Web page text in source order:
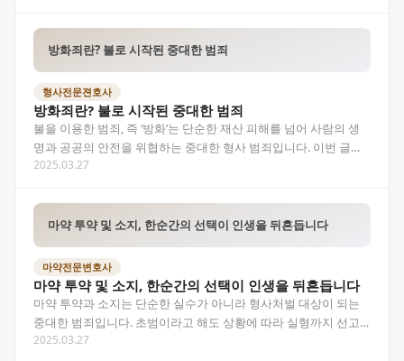
방화죄란? 불로 시작된 중대한 범죄
형사전문젼호사
방화죄란? 불로 시작된 중대한 범죄
불을 이용한 범죄, 즉 ‘방화’는 단순한 재산 피해를 넘어 사람의 생
명과 공공의 안전을 위협하는 중대한 형사 범죄입니다. 이번 글에
서는 방화죄의 구성요건부터 처벌 수위, 관련 사례…
2025.03.27
마약 투약 및 소지, 한순간의 선택이 인생을 뒤흔듭니다
마약전문변호사
마약 투약 및 소지, 한순간의 선택이 인생을 뒤흔듭니다
마약 투약과 소지는 단순한 실수가 아니라 형사처벌 대상이 되는
중대한 범죄입니다. 초범이라고 해도 상황에 따라 실형까지 선고
될 수 있기 때문에 조심해야 하며, 수사 초기 대응이 무…
2025.03.27